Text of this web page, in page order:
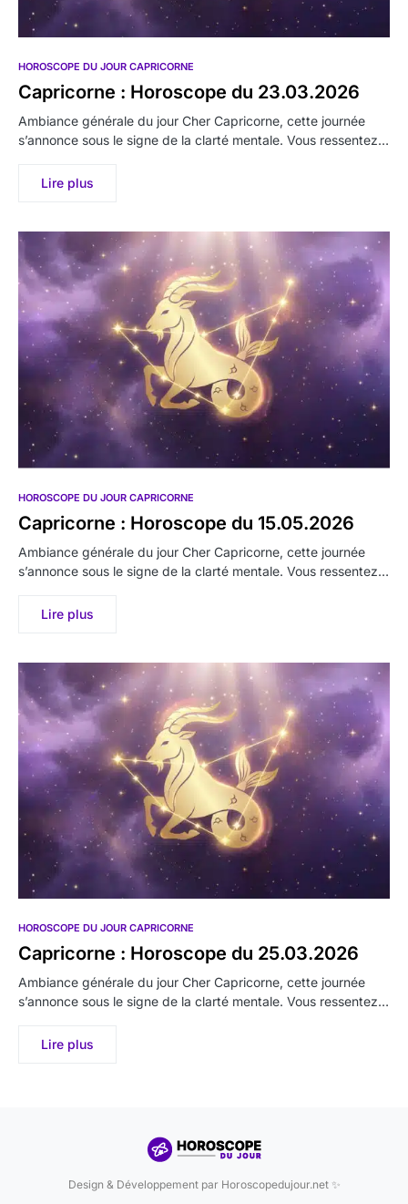
HOROSCOPE DU JOUR CAPRICORNE
Capricorne : Horoscope du 23.03.2026
Ambiance générale du jour Cher Capricorne, cette journée
s’annonce sous le signe de la clarté mentale. Vous ressentez…
Lire plus
HOROSCOPE DU JOUR CAPRICORNE
Capricorne : Horoscope du 15.05.2026
Ambiance générale du jour Cher Capricorne, cette journée
s’annonce sous le signe de la clarté mentale. Vous ressentez…
Lire plus
HOROSCOPE DU JOUR CAPRICORNE
Capricorne : Horoscope du 25.03.2026
Ambiance générale du jour Cher Capricorne, cette journée
s’annonce sous le signe de la clarté mentale. Vous ressentez…
Lire plus
Design & Développement par Horoscopedujour.net ✨